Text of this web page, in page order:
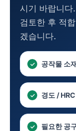
시기 바랍니
검토한 후 적
겠습니다.
공작물 소
경도 / HRC
필요한 공